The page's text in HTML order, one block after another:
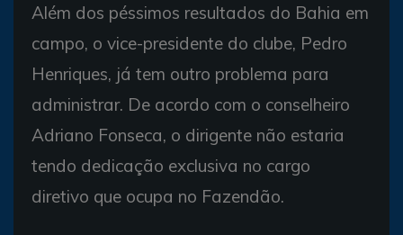
Além dos péssimos resultados do Bahia em
campo, o vice-presidente do clube, Pedro
Henriques, já tem outro problema para
administrar. De acordo com o conselheiro
Adriano Fonseca, o dirigente não estaria
tendo dedicação exclusiva no cargo
diretivo que ocupa no Fazendão.